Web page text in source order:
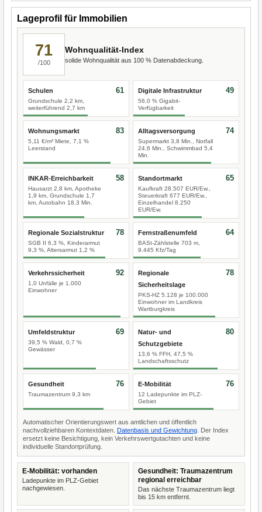
Lageprofil für Immobilien
71
/100
Wohnqualität-Index
solide Wohnqualität aus 100 % Datenabdeckung.
Schulen
Grundschule 2,2 km,
weiterführend 2,7 km
61 Digitale Infrastruktur
56,0 % Gigabit-
Verfügbarkeit
49
Wohnungsmarkt
5,11 €/m² Miete, 7,1 %
Leerstand
83 Alltagsversorgung
Supermarkt 3,8 Min., Notfall
24,6 Min., Schwimmbad 5,4
Min.
74
INKAR-Erreichbarkeit
Hausarzt 2,8 km, Apotheke
1,9 km, Grundschule 1,7
km, Autobahn 18,3 Min.
58 Standortmarkt
Kaufkraft 28.507 EUR/Ew.,
Steuerkraft 677 EUR/Ew.,
Einzelhandel 8.250
EUR/Ew.
65
Regionale Sozialstruktur
SGB II 6,3 %, Kinderarmut
9,3 %, Altersarmut 1,2 %
78 Fernstraßenumfeld
BASt-Zählstelle 703 m,
9.445 Kfz/Tag
64
Verkehrssicherheit
1,0 Unfälle je 1.000
Einwohner
92
Regionale
Sicherheitslage
PKS-HZ 5.128 je 100.000
Einwohner im Landkreis
Wartburgkreis
78
Umfeldstruktur
39,5 % Wald, 0,7 %
Gewässer
69
Natur- und
Schutzgebiete
13,6 % FFH, 47,5 %
Landschaftsschutz
80
Gesundheit
Traumazentrum 9,3 km
76 E-Mobilität
12 Ladepunkte im PLZ-
Gebiet
76
Automatischer Orientierungswert aus amtlichen und öffentlich
nachvollziehbaren Kontextdaten. Datenbasis und Gewichtung . Der Index
ersetzt keine Besichtigung, kein Verkehrswertgutachten und keine
individuelle Standortprüfung.
E-Mobilität: vorhanden
Ladepunkte im PLZ-Gebiet
nachgewiesen.
Gesundheit: Traumazentrum
regional erreichbar
Das nächste Traumazentrum liegt
bis 15 km entfernt.